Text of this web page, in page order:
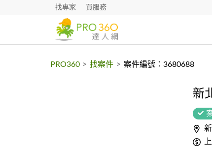
找專家 買服務
PRO360 > 找案件 > 案件編號：3680688
新